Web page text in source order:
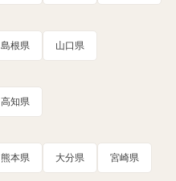
島根県 山口県
高知県
熊本県 大分県 宮崎県